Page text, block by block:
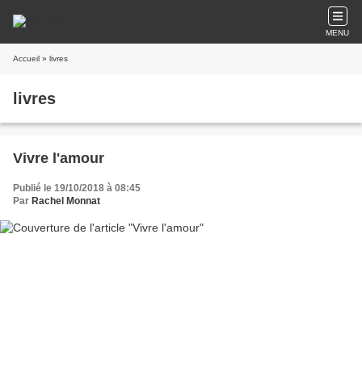
MENU
Accueil » livres
livres
Vivre l'amour
Publié le 19/10/2018 à 08:45
Par Rachel Monnat